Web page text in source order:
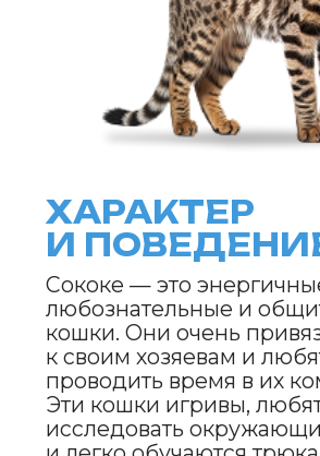
Уход за сококе несложен благодаря
их короткой шерсти. Расчёсывать
кошку нужно 1–2 раза в неделю,
чтобы удалить отмершие волоски
и поддерживать блеск шерсти.
Купать рекомендуется только
при необходимости. Также важно
следить за чистотой ушей, зубов
их активности и потребностей.